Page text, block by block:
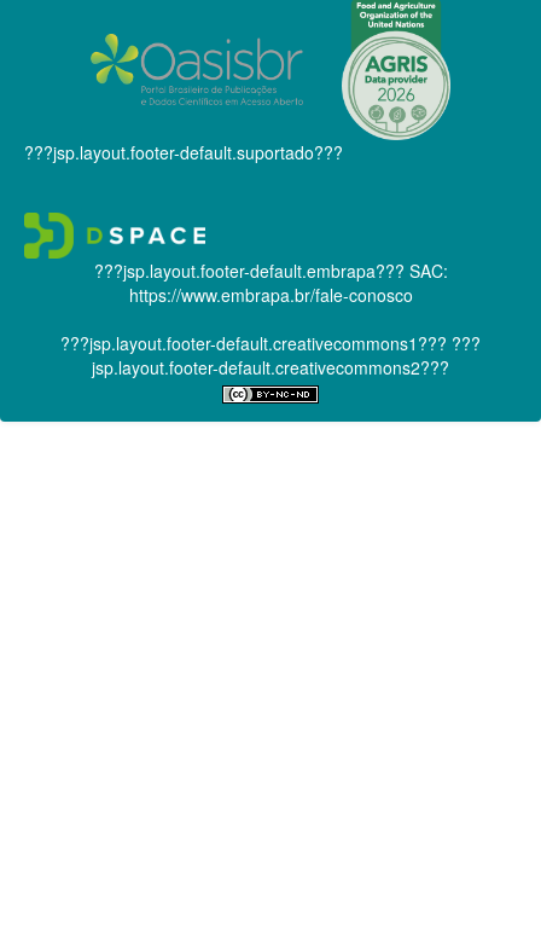
???jsp.layout.footer-default.suportado???
???jsp.layout.footer-default.embrapa??? SAC:
https://www.embrapa.br/fale-conosco
???jsp.layout.footer-default.creativecommons1??? ???
jsp.layout.footer-default.creativecommons2???